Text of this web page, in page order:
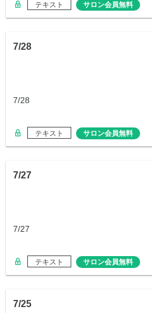
テキスト サロン会員無料
7/28
7/28
テキスト サロン会員無料
7/27
7/27
テキスト サロン会員無料
7/25